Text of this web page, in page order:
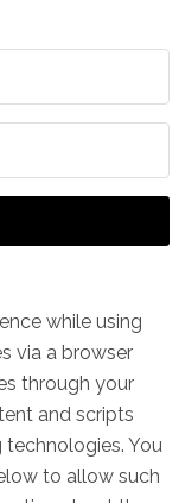
while using
via a browser
through your
and scripts
You
to allow such